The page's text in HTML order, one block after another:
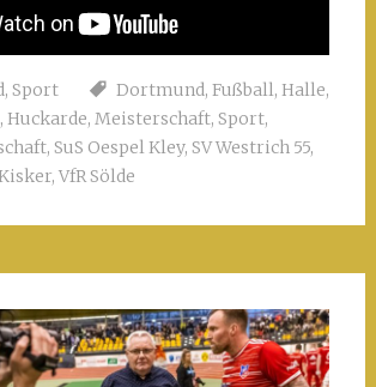
, Sport Dortmund, Fußball, Halle,
, Huckarde, Meisterschaft, Sport,
, SuS Oespel Kley, SV Westrich 55,
, VfR Sölde